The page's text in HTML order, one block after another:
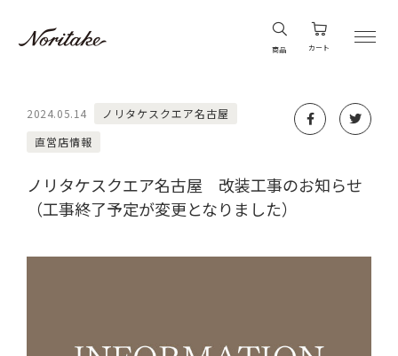
商品 カート
2024.05.14
ノリタケスクエア名古屋
直営店情報
ノリタケスクエア名古屋 改装工事のお知らせ
（工事終了予定が変更となりました）